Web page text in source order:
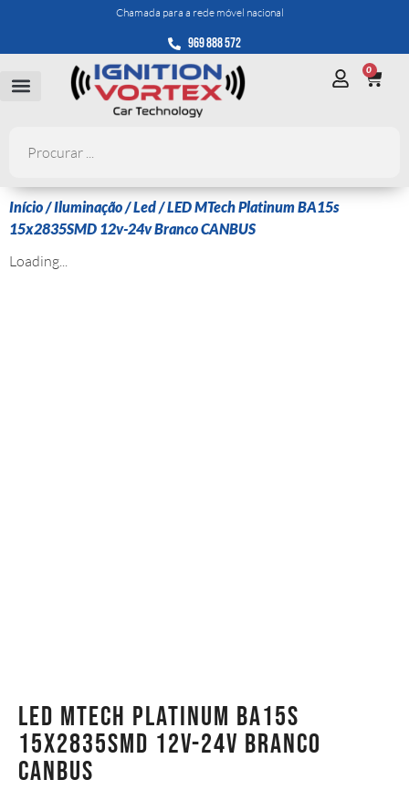
Chamada para a rede móvel nacional
969 888 572
0
Início/Iluminação/Led/ LED MTech Platinum BA15s
15x2835SMD 12v-24v Branco CANBUS
Loading...
LED MTech Platinum BA15s
15x2835SMD 12v-24v Branco
CANBUS